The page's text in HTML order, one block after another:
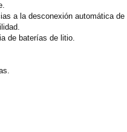
a la desconexión automática de
de baterías de litio.